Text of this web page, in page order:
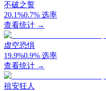
不破之誓
20.1%0.7% 选率
查看统计 →
虚空恐惧
19.9%0.9% 选率
查看统计 →
祖安狂人